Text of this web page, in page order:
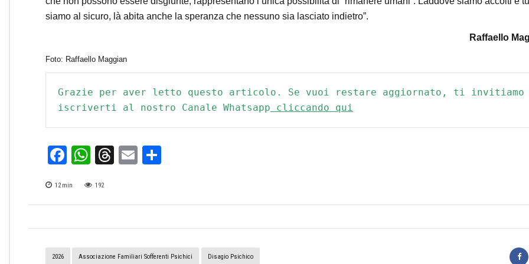
siamo al sicuro, là abita anche la speranza che nessuno sia lasciato indietro”.
Raffaello
Foto: Raffaello Maggian
Grazie per aver letto questo articolo. Se vuoi restare aggiornato, ti invitiamo
iscriverti al nostro Canale Whatsapp cliccando qui
Facebook
WhatsApp
Threads
Email
12 min 192
2026 Associazione Familiari Sofferenti Psichici Disagio Psichico